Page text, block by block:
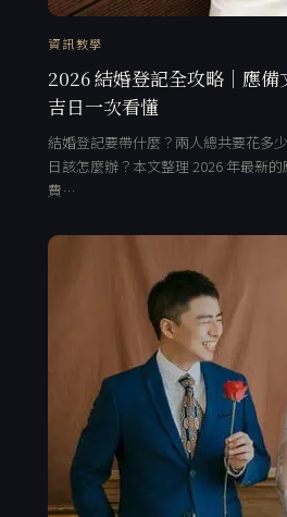
資訊教學
2026 結婚登記全攻略｜應備
吉日一次看懂
結婚登記要帶什麼？兩人總共要花多
日該怎麼辦？本文整理 2026 年最新
費…